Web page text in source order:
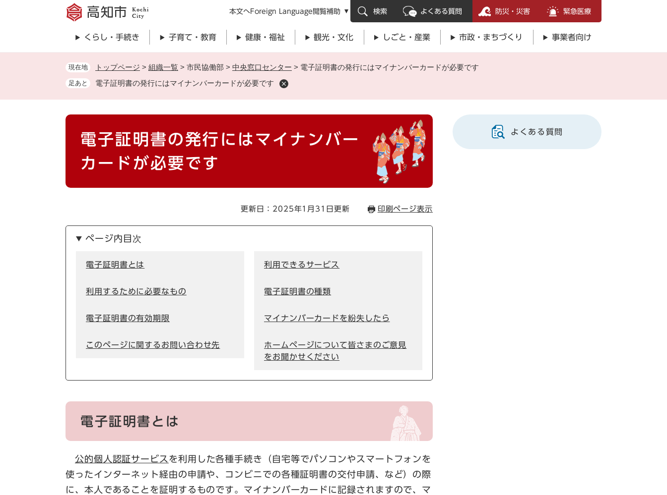
先
。
メニューを飛ばして本文へ
本文へForeign Language 閲覧補助 検索 よくある質問 防災・災害 緊急医療
くらし・手続き 子育て・教育 健康・福祉 観光・文化 しごと・産業 市政・まちづくり 事業者向け
現在地 トップページ > 組織一覧 > 市民協働部 > 中央窓口センター > 電子証明書の発行にはマイナンバーカードが必要です
足あと 電子証明書の発行にはマイナンバーカードが必要です
本
電子証明書の発行にはマイナンバー
カードが必要です
更新日：2025年1月31日更新 印刷ページ表示
ページ内目次
電子証明書とは 利用できるサービス
利用するために必要なもの 電子証明書の種類
電子証明書の有効期限 マイナンバーカードを紛失したら
このページに関するお問い合わせ先
ホームページについて皆さまのご意見
をお聞かせください
電子証明書とは
公的個人認証サービス を利用した各種手続き（自宅等でパソコンやスマートフォンを
使ったインターネット経由の申請や、コンビニでの各種証明書の交付申請、など）の際
に、本人であることを証明するものです。マイナンバーカードに記録されますので、マ
よくある質問